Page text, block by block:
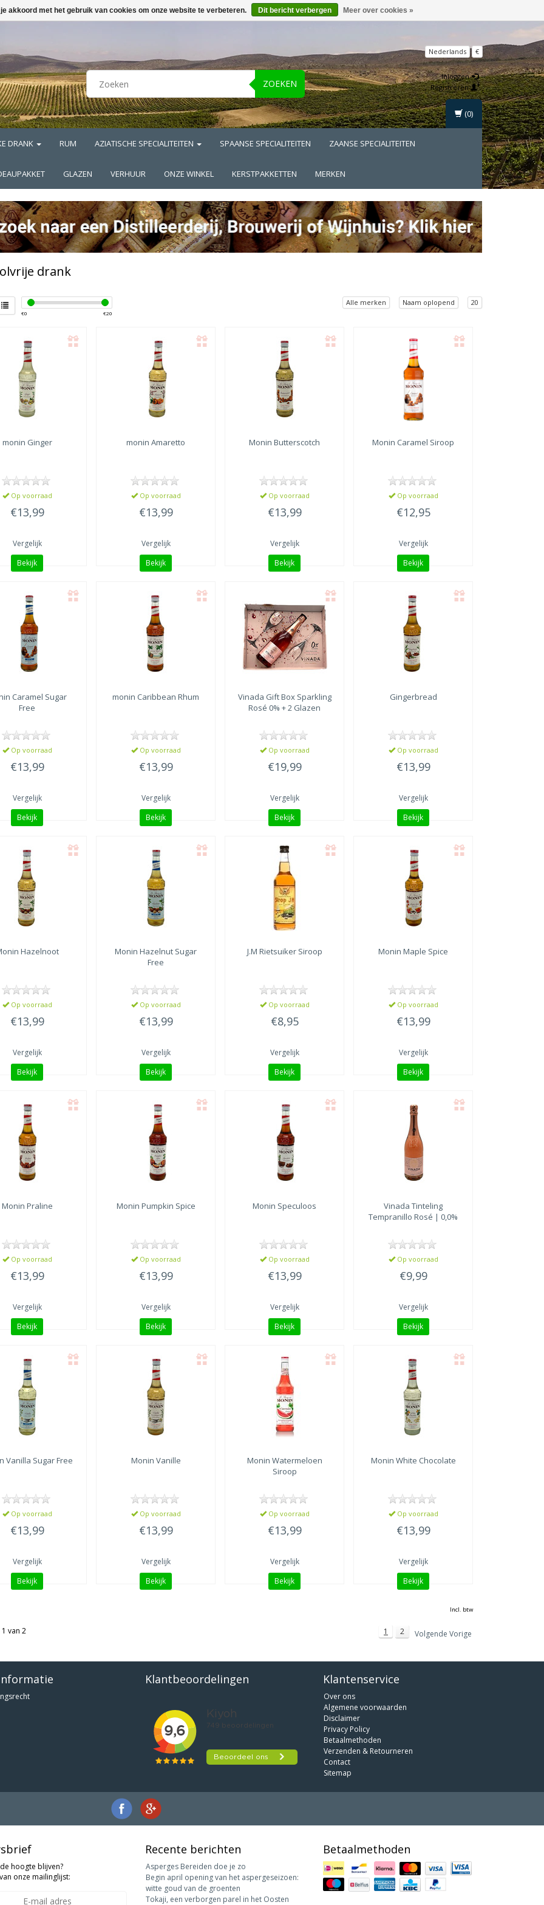
ZOEKEN
Nederlands €
Inloggen
Registreren
DRANK RUM AZIATISCHE SPECIALITEITEN SPAANSE SPECIALITEITEN ZAANSE SPECIALITEITEN
GLAZEN VERHUUR ONZE WINKEL KERSTPAKKETTEN MERKEN
(0)
drank
€0 €20
Alle merken Naam oplopend 20
monin Ginger
Op voorraad
€13,99
Vergelijk
Bekijk
monin Amaretto
Op voorraad
€13,99
Vergelijk
Bekijk
Monin Butterscotch
Op voorraad
€13,99
Vergelijk
Bekijk
Monin Caramel Siroop
Op voorraad
€12,95
Vergelijk
Bekijk
Caramel Sugar
Free
Op voorraad
€13,99
Vergelijk
Bekijk
monin Caribbean Rhum
Op voorraad
€13,99
Vergelijk
Bekijk
Vinada Gift Box Sparkling
Rosé 0% + 2 Glazen
Op voorraad
€19,99
Vergelijk
Bekijk
Gingerbread
Op voorraad
€13,99
Vergelijk
Bekijk
Hazelnoot
Op voorraad
€13,99
Vergelijk
Bekijk
Monin Hazelnut Sugar
Free
Op voorraad
€13,99
Vergelijk
Bekijk
J.M Rietsuiker Siroop
Op voorraad
€8,95
Vergelijk
Bekijk
Monin Maple Spice
Op voorraad
€13,99
Vergelijk
Bekijk
Monin Praline
Op voorraad
€13,99
Vergelijk
Bekijk
Monin Pumpkin Spice
Op voorraad
€13,99
Vergelijk
Bekijk
Monin Speculoos
Op voorraad
€13,99
Vergelijk
Bekijk
Vinada Tinteling
Tempranillo Rosé | 0,0%
Op voorraad
€9,99
Vergelijk
Bekijk
Vanilla Sugar Free
Op voorraad
€13,99
Vergelijk
Bekijk
Monin Vanille
Op voorraad
€13,99
Vergelijk
Bekijk
Monin Watermeloen
Siroop
Op voorraad
€13,99
Vergelijk
Bekijk
Monin White Chocolate
Op voorraad
€13,99
Vergelijk
Bekijk
Incl. btw
van 2 1 2 Volgende Vorige
Klantbeoordelingen Klantenservice
Over ons
Algemene voorwaarden
Disclaimer
Privacy Policy
Betaalmethoden
Verzenden & Retourneren
Contact
Sitemap
hoogte blijven?
onze mailinglijst:
Recente berichten
Asperges Bereiden doe je zo
Begin april opening van het aspergeseizoen:
witte goud van de groenten
Tokaji, een verborgen parel in het Oosten
Betaalmethoden
akkoord met het gebruik van cookies om onze website te verbeteren. Dit bericht verbergen Meer over cookies »